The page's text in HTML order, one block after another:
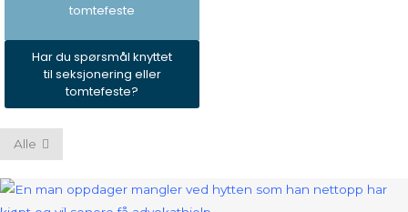
tomtefeste
Har du spørsmål knyttet
til seksjonering eller
tomtefeste?
Alle